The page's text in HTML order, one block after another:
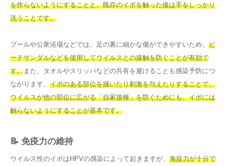
を作らないようにすることと、既存のイボを触った後は手をしっかり
洗うことです。
プールや公衆浴場などでは、足の裏に細かな傷ができやすいため、 ビ
ーチサンダルなどを使用してウイルスとの接触を防ぐことが有効で
す。 また、タオルやスリッパなどの共有を避けることも感染予防につ
ながります。 イボのある部位を掻いたり刺激を与えたりすることで、
ウイルスが他の部位に広がる「自家接種」を防ぐためにも、イボには
触らないようにすることが基本です。
📝 免疫力の維持
ウイルス性のイボはHPVの感染によって起きますが、 免疫力が十分で